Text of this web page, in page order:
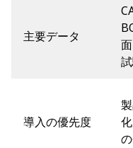
主要データ
導入の優先度